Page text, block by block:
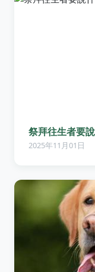
祭拜往生者要
2025年11月01日